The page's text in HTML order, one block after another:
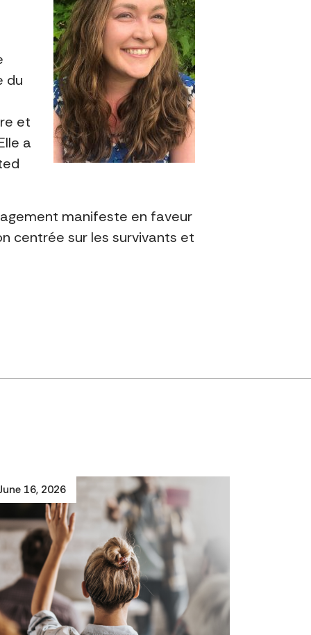
du
et
a
manifeste en faveur
centrée sur les survivants et
16, 2026